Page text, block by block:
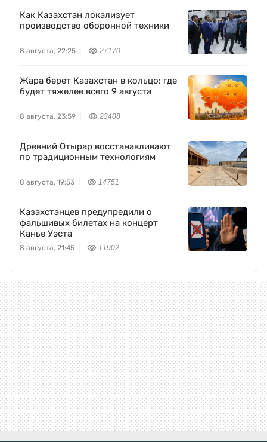
Как Казахстан локализует
производство оборонной техники
8 августа, 22:25 27170
Жара берет Казахстан в кольцо: где
будет тяжелее всего 9 августа
8 августа, 23:59 23408
Древний Отырар восстанавливают
по традиционным технологиям
8 августа, 19:53 14751
Казахстанцев предупредили о
фальшивых билетах на концерт
Канье Уэста
8 августа, 21:45 11902